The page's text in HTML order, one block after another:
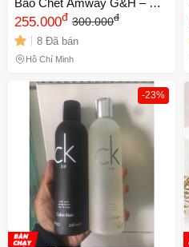
Sáng Mịn, Khỏe Khoắn Tự
Nhiên 720606
255.000đ 300.000đ
8 Đã bán
Hồ Chí Minh
-23%